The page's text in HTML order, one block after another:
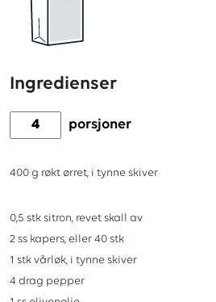
Ingredienser
porsjoner
400 g røkt ørret, i tynne skiver
0,5 stk sitron, revet skall av
2 ss kapers, eller 40 stk
1 stk vårløk, i tynne skiver
4 drag pepper